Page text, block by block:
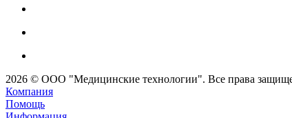
2026 © ООО "Медицинские технологии". Все права
Компания
Помощь